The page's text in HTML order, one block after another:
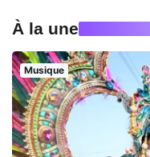
À la une
Musique